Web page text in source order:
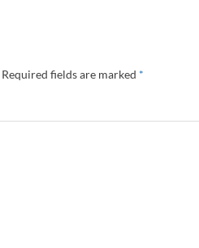
Required fields are marked *